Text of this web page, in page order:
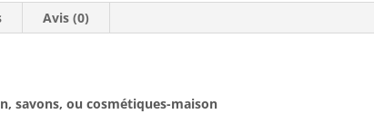
Avis (0)
savons, ou cosmétiques-maison